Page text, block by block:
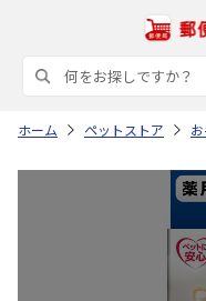
ホーム ペットストア